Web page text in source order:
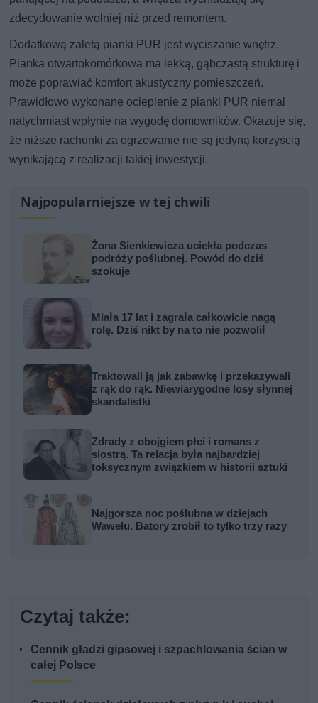
zdecydowanie wolniej niż przed remontem.
Dodatkową zaletą pianki PUR jest wyciszanie wnętrz.
Pianka otwartokomórkowa ma lekką, gąbczastą strukturę i
może poprawiać komfort akustyczny pomieszczeń.
Prawidłowo wykonane ocieplenie z pianki PUR niemal
natychmiast wpłynie na wygodę domowników. Okazuje się,
że niższe rachunki za ogrzewanie nie są jedyną korzyścią
wynikającą z realizacji takiej inwestycji.
Najpopularniejsze w tej chwili
Żona Sienkiewicza uciekła podczas
podróży poślubnej. Powód do dziś
szokuje
Miała 17 lat i zagrała całkowicie nagą
rolę. Dziś nikt by na to nie pozwolił
Traktowali ją jak zabawkę i przekazywali
z rąk do rąk. Niewiarygodne losy słynnej
skandalistki
Zdrady z obojgiem płci i romans z
siostrą. Ta relacja była najbardziej
toksycznym związkiem w historii sztuki
Najgorsza noc poślubna w dziejach
Wawelu. Batory zrobił to tylko trzy razy
Czytaj także:
Cennik gładzi gipsowej i szpachlowania ścian w
całej Polsce